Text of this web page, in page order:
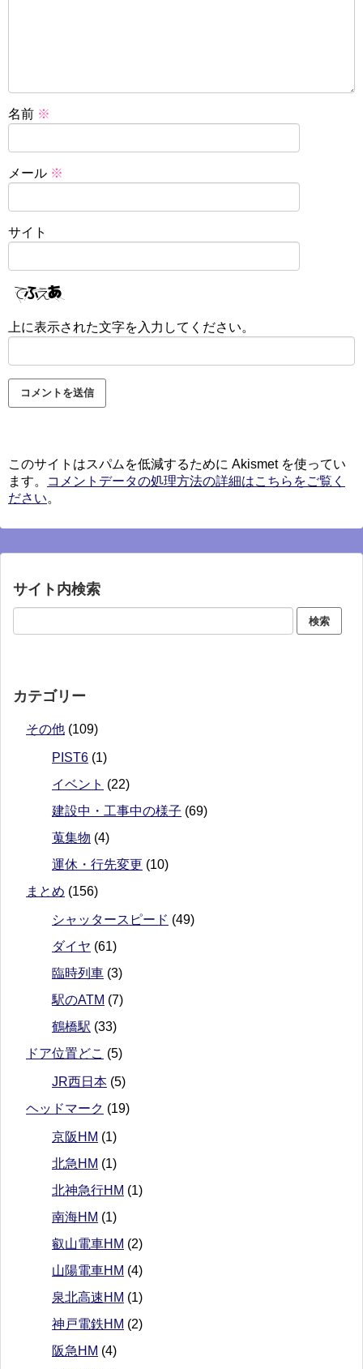
名前 ※
メール ※
サイト
上に表示された文字を入力してください。
このサイトはスパムを低減するために Akismet を使ってい
ます。
コメントデータの処理方法の詳細はこちらをご覧く
ださい。
サイト内検索
カテゴリー
その他 (109)
PIST6 (1)
イベント (22)
建設中・工事中の様子 (69)
蒐集物 (4)
運休・行先変更 (10)
まとめ (156)
シャッタースピード (49)
ダイヤ (61)
臨時列車 (3)
駅のATM (7)
鶴橋駅 (33)
ドア位置どこ (5)
JR西日本 (5)
ヘッドマーク (19)
京阪HM (1)
北急HM (1)
北神急行HM (1)
南海HM (1)
叡山電車HM (2)
山陽電車HM (4)
泉北高速HM (1)
神戸電鉄HM (2)
阪急HM (4)